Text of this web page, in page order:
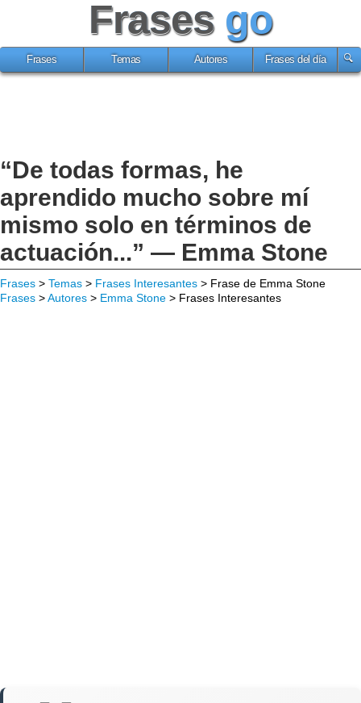
Frases go
Frases Temas Autores Frases del día
“De todas formas, he
aprendido mucho sobre mí
mismo solo en términos de
actuación...” — Emma Stone
Frases > Temas > Frases Interesantes > Frase de Emma Stone
Frases >Autores > Emma Stone > Frases Interesantes